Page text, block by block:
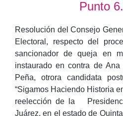
Punto
Resolución del Consejo
Electoral, respecto del
sancionador de queja en
instaurado en contra de
Peña, otrora candidata
“Sigamos Haciendo Historia
reelección de la
Juárez, en el estado de